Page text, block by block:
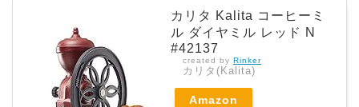
カリタ Kalita コーヒーミ
ル ダイヤミル レッド N
#42137
created by Rinker
カリタ(Kalita)
Amazon